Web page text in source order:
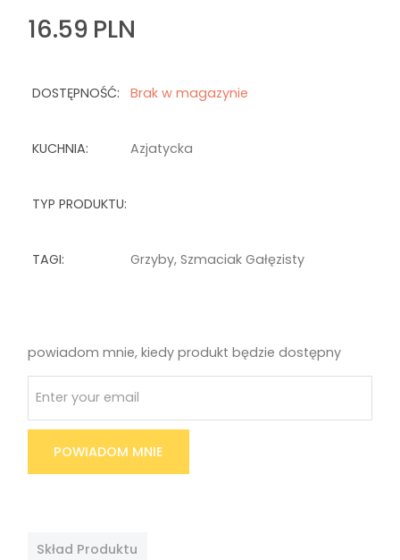
16.59 PLN
DOSTĘPNOŚĆ: Brak w magazynie
KUCHNIA: Azjatycka
TYP PRODUKTU:
TAGI: Grzyby,Szmaciak Gałęzisty
powiadom mnie, kiedy produkt będzie dostępny
POWIADOM MNIE
Skład Produktu